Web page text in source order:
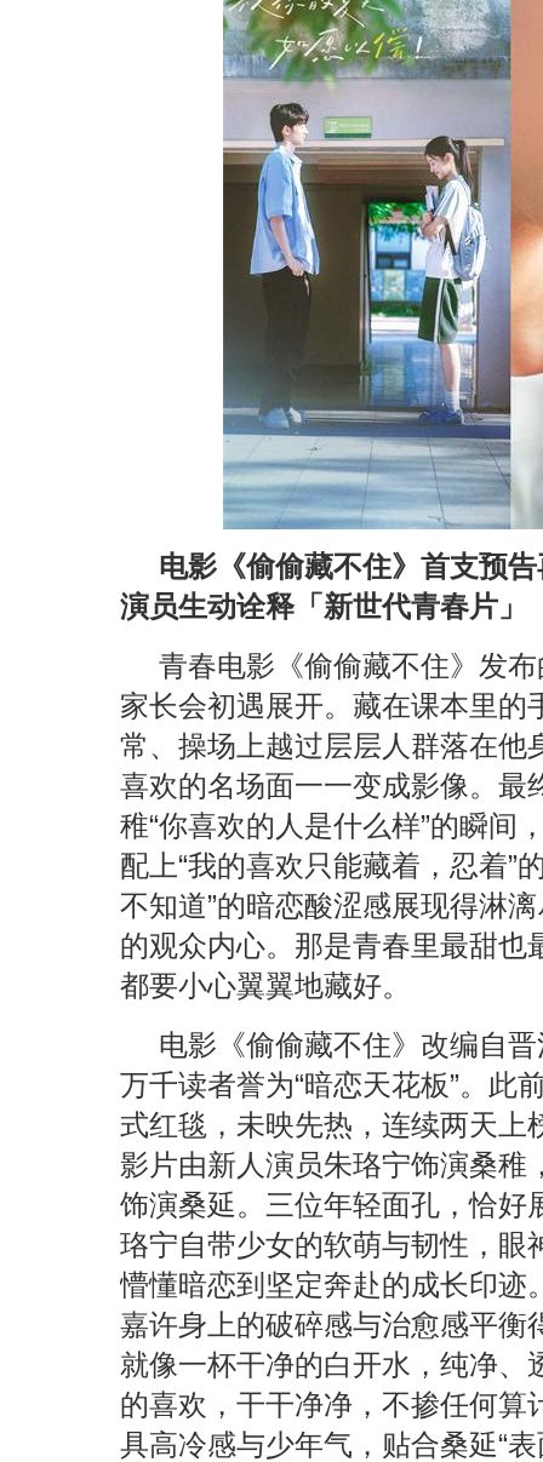
电影《偷偷藏不住》首支预
演员生动诠释「新世代青春片」
青春电影《偷偷藏不住》发
家长会初遇展开。藏在课本里的
常、操场上越过层层人群落在
喜欢的名场面一一变成影像。最
稚“你喜欢的人是什么样”的瞬间
配上“我的喜欢只能藏着，忍着”
不知道”的暗恋酸涩感展现得淋
的观众内心。那是青春里最甜也
都要小心翼翼地藏好。
电影《偷偷藏不住》改编自
万千读者誉为“暗恋天花板”。此
式红毯，未映先热，连续两天上
影片由新人演员朱珞宁饰演桑稚
饰演桑延。三位年轻面孔，恰好
珞宁自带少女的软萌与韧性，眼
懵懂暗恋到坚定奔赴的成长印迹
嘉许身上的破碎感与治愈感平衡
就像一杯干净的白开水，纯净、
的喜欢，干干净净，不掺任何算
具高冷感与少年气，贴合桑延“